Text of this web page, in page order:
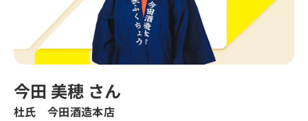
今田 美穂 さん
杜氏 今田酒造本店